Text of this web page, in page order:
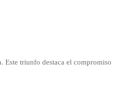
Este triunfo destaca el compromiso